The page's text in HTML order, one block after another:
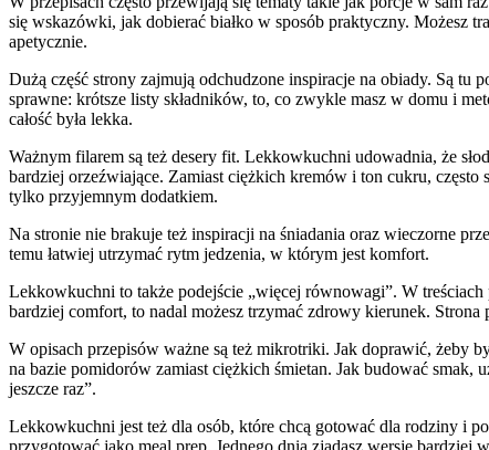
się wskazówki, jak dobierać białko w sposób praktyczny. Możesz
apetycznie.
Dużą część strony zajmują odchudzone inspiracje na obiady. Są tu
sprawne: krótsze listy składników, to, co zwykle masz w domu i
całość była lekka.
Ważnym filarem są też desery fit. Lekkowkuchni udowadnia, że
bardziej orzeźwiające. Zamiast ciężkich kremów i ton cukru, często
tylko przyjemnym dodatkiem.
Na stronie nie brakuje też inspiracji na śniadania oraz wieczorne
temu łatwiej utrzymać rytm jedzenia, w którym jest komfort.
Lekkowkuchni to także podejście „więcej równowagi”. W
bardziej comfort, to nadal możesz trzymać zdrowy kierunek.
W opisach przepisów ważne są też mikrotriki. Jak doprawić, żeby
na bazie pomidorów zamiast ciężkich śmietan. Jak budować
jeszcze raz”.
Lekkowkuchni jest też dla osób, które chcą gotować dla rodziny i
przygotować jako meal prep. Jednego dnia zjadasz wersję bardziej